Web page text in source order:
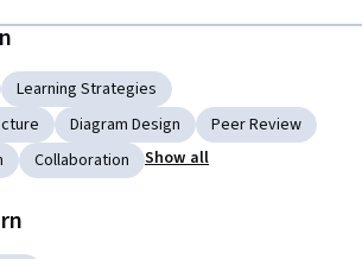
Learning Strategies
Diagram Design
Peer Review
Collaboration Show all